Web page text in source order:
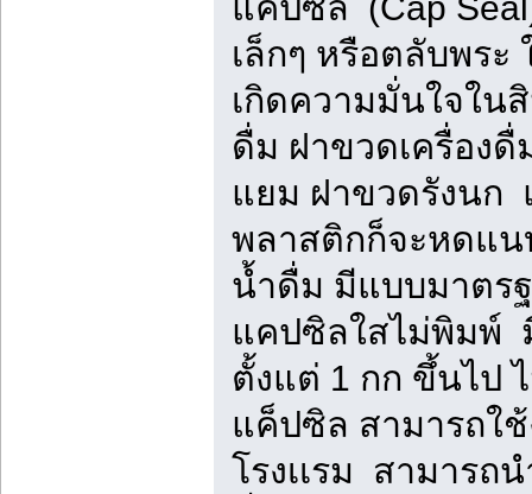
เล็กๆ หรือตลับพร
เกิดความมั่นใจใน
ดื่ม ฝาขวดเครื่อง
แยม ฝาขวดรังนก
พลาสติกก็จะหดแ
น้ำดื่ม มีแบบมาตร
แคปซิลใสไม่พิมพ์
ตั้งแต่ 1 กก ขึ้นไป
แค็ปซิล สามารถใ
โรงเเรม สามาร